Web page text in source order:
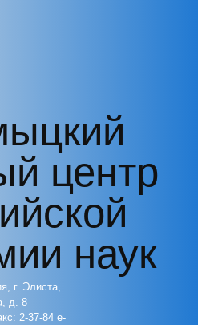
центр
наук
г. Элиста,
д. 8
2-37-84 e-